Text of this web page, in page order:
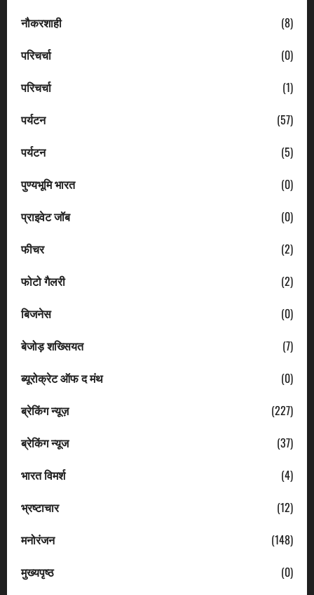
नौकरशाही
(8)
परिचर्चा
(0)
परिचर्चा
(1)
पर्यटन
(57)
पर्यटन
(5)
पुण्यभूमि भारत
(0)
प्राइवेट जॉब
(0)
फीचर
(2)
फोटो गैलरी
(2)
बिजनेस
(0)
बेजोड़ शख्सियत
(7)
ब्यूरोक्रेट ऑफ द मंथ
(0)
ब्रेकिंग न्यूज़
(227)
ब्रेकिंग न्यूज
(37)
भारत विमर्श
(4)
भ्रष्टाचार
(12)
मनोरंजन
(148)
मुख्यपृष्ठ
(0)